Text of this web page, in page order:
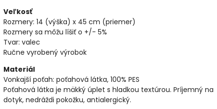
Veľkosť
Rozmery: 14 (výška) x 45 cm (priemer)
Rozmery sa môžu líšiť o +/- 5%
Tvar: valec
Ručne vyrobený výrobok
Materiál
Vonkajší poťah: poťahová látka, 100% PES
Poťahová látka je mäkký úplet s hladkou textúrou. Príjemný na
dotyk, nedráždi pokožku, antialergický.